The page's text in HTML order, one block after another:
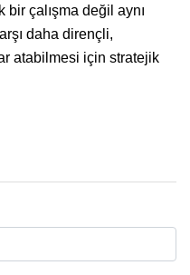
çalışma değil aynı
daha dirençli,
atabilmesi için stratejik